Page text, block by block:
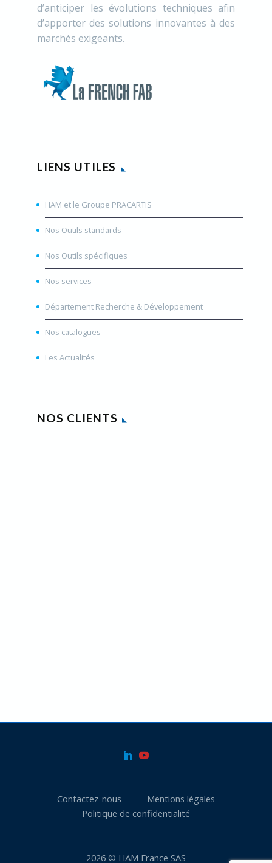
d’anticiper les évolutions techniques afin
d’apporter des solutions innovantes à des
marchés exigeants.
LIENS UTILES
HAM et le Groupe PRACARTIS
Nos Outils standards
Nos Outils spécifiques
Nos services
Département Recherche & Développement
Nos catalogues
Les Actualités
NOS CLIENTS
Contactez-nous
Mentions légales
Politique de confidentialité
2026 © HAM France SAS